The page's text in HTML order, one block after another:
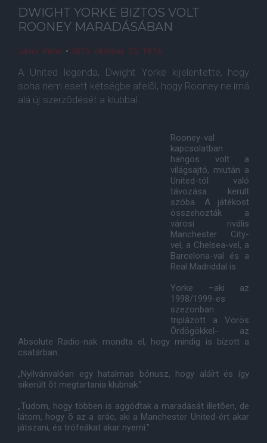
DWIGHT YORKE BIZTOS VOLT
ROONEY MARADÁSÁBAN
Jávor Péter • 2010. október. 25. 19:16
A United legenda, Dwight Yorke kijelentette, hogy
soha nem esett kétségbe afelõl, hogy Rooney ne írná
alá új szerzõdését a klubbal.
Rooney-val
kapcsolatban
hangos volt a
világsajtó, miután a
United-tól való
távozása került
szóba. A játékost
összehozták a
városi rivális
Manchester City-
vel, a Chelsea-vel, a
Barcelona-val és a
Real Madriddal is.
Yorke –aki az
1998/1999-es
szezonban
triplázott a Vörös
Ördögökkel- az
Absolute Radio-nak mondta el, hogy mindig is bízott a
csatárban.
„Nyilvánvalóan egy hatalmas bónusz, hogy aláírt és így
sikerült õt megtartania klubnak.”
„Tudom, hogy többen is aggódtak a maradását illetõen, de
látom, hogy õ az a srác, aki a Manchester United-ért akar
játszani, és trófeákat akar nyerni.”